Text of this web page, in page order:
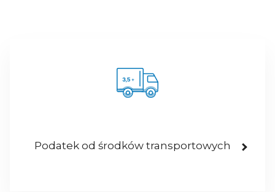
Podatek od środków transportowych